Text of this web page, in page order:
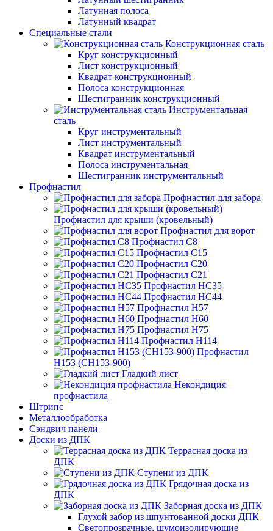
Латунная полоса
Латунный квадрат
Специальные стали
Конструкционная сталь
Круг конструкционный
Лист конструкционный
Квадрат конструкционный
Полоса конструкционная
Шестигранник конструкционный
Инструментальная
сталь
Круг инструментальный
Лист инструментальный
Квадрат инструментальный
Полоса инструментальная
Шестигранник инструментальный
Профнастил
Профнастил для забора
Профнастил для крыши (кровельный)
Профнастил для ворот
Профнастил С8
Профнастил С15
Профнастил С20
Профнастил С21
Профнастил НС35
Профнастил НС44
Профнастил Н57
Профнастил Н60
Профнастил Н75
Профнастил Н114
Профнастил
Н153 (СН153-900)
Гладкий лист
Некондиция
профнастила
Штрипс
Металлообработка
Сэндвич панели
Доски из ДПК
Террасная доска из
ДПК
Ступени из ДПК
Грядочная доска из
ДПК
Заборная доска из ДПК
Глухой забор из шпунтованной доски ДПК
Светопрозрачные, шумоизолирующие